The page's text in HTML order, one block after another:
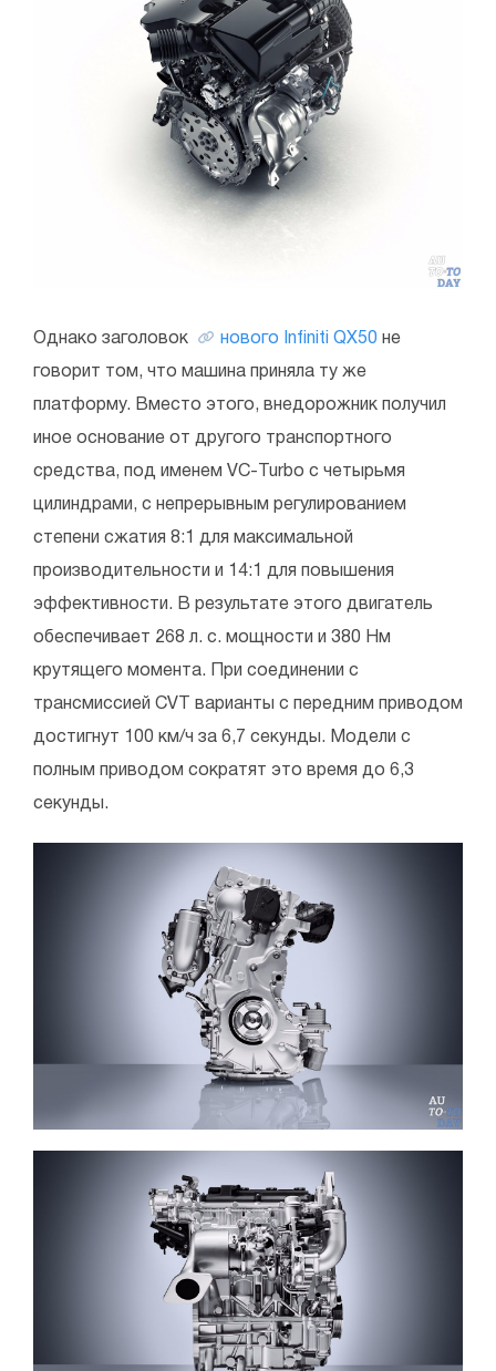
Однако заголовок нового Infiniti QX50 не
говорит том, что машина приняла ту же
платформу. Вместо этого, внедорожник получил
иное основание от другого транспортного
средства, под именем VC-Turbo с четырьмя
цилиндрами, с непрерывным регулированием
степени сжатия 8:1 для максимальной
производительности и 14:1 для повышения
эффективности. В результате этого двигатель
обеспечивает 268 л. с. мощности и 380 Нм
крутящего момента. При соединении с
трансмиссией CVT варианты с передним приводом
достигнут 100 км/ч за 6,7 секунды. Модели с
полным приводом сократят это время до 6,3
секунды.